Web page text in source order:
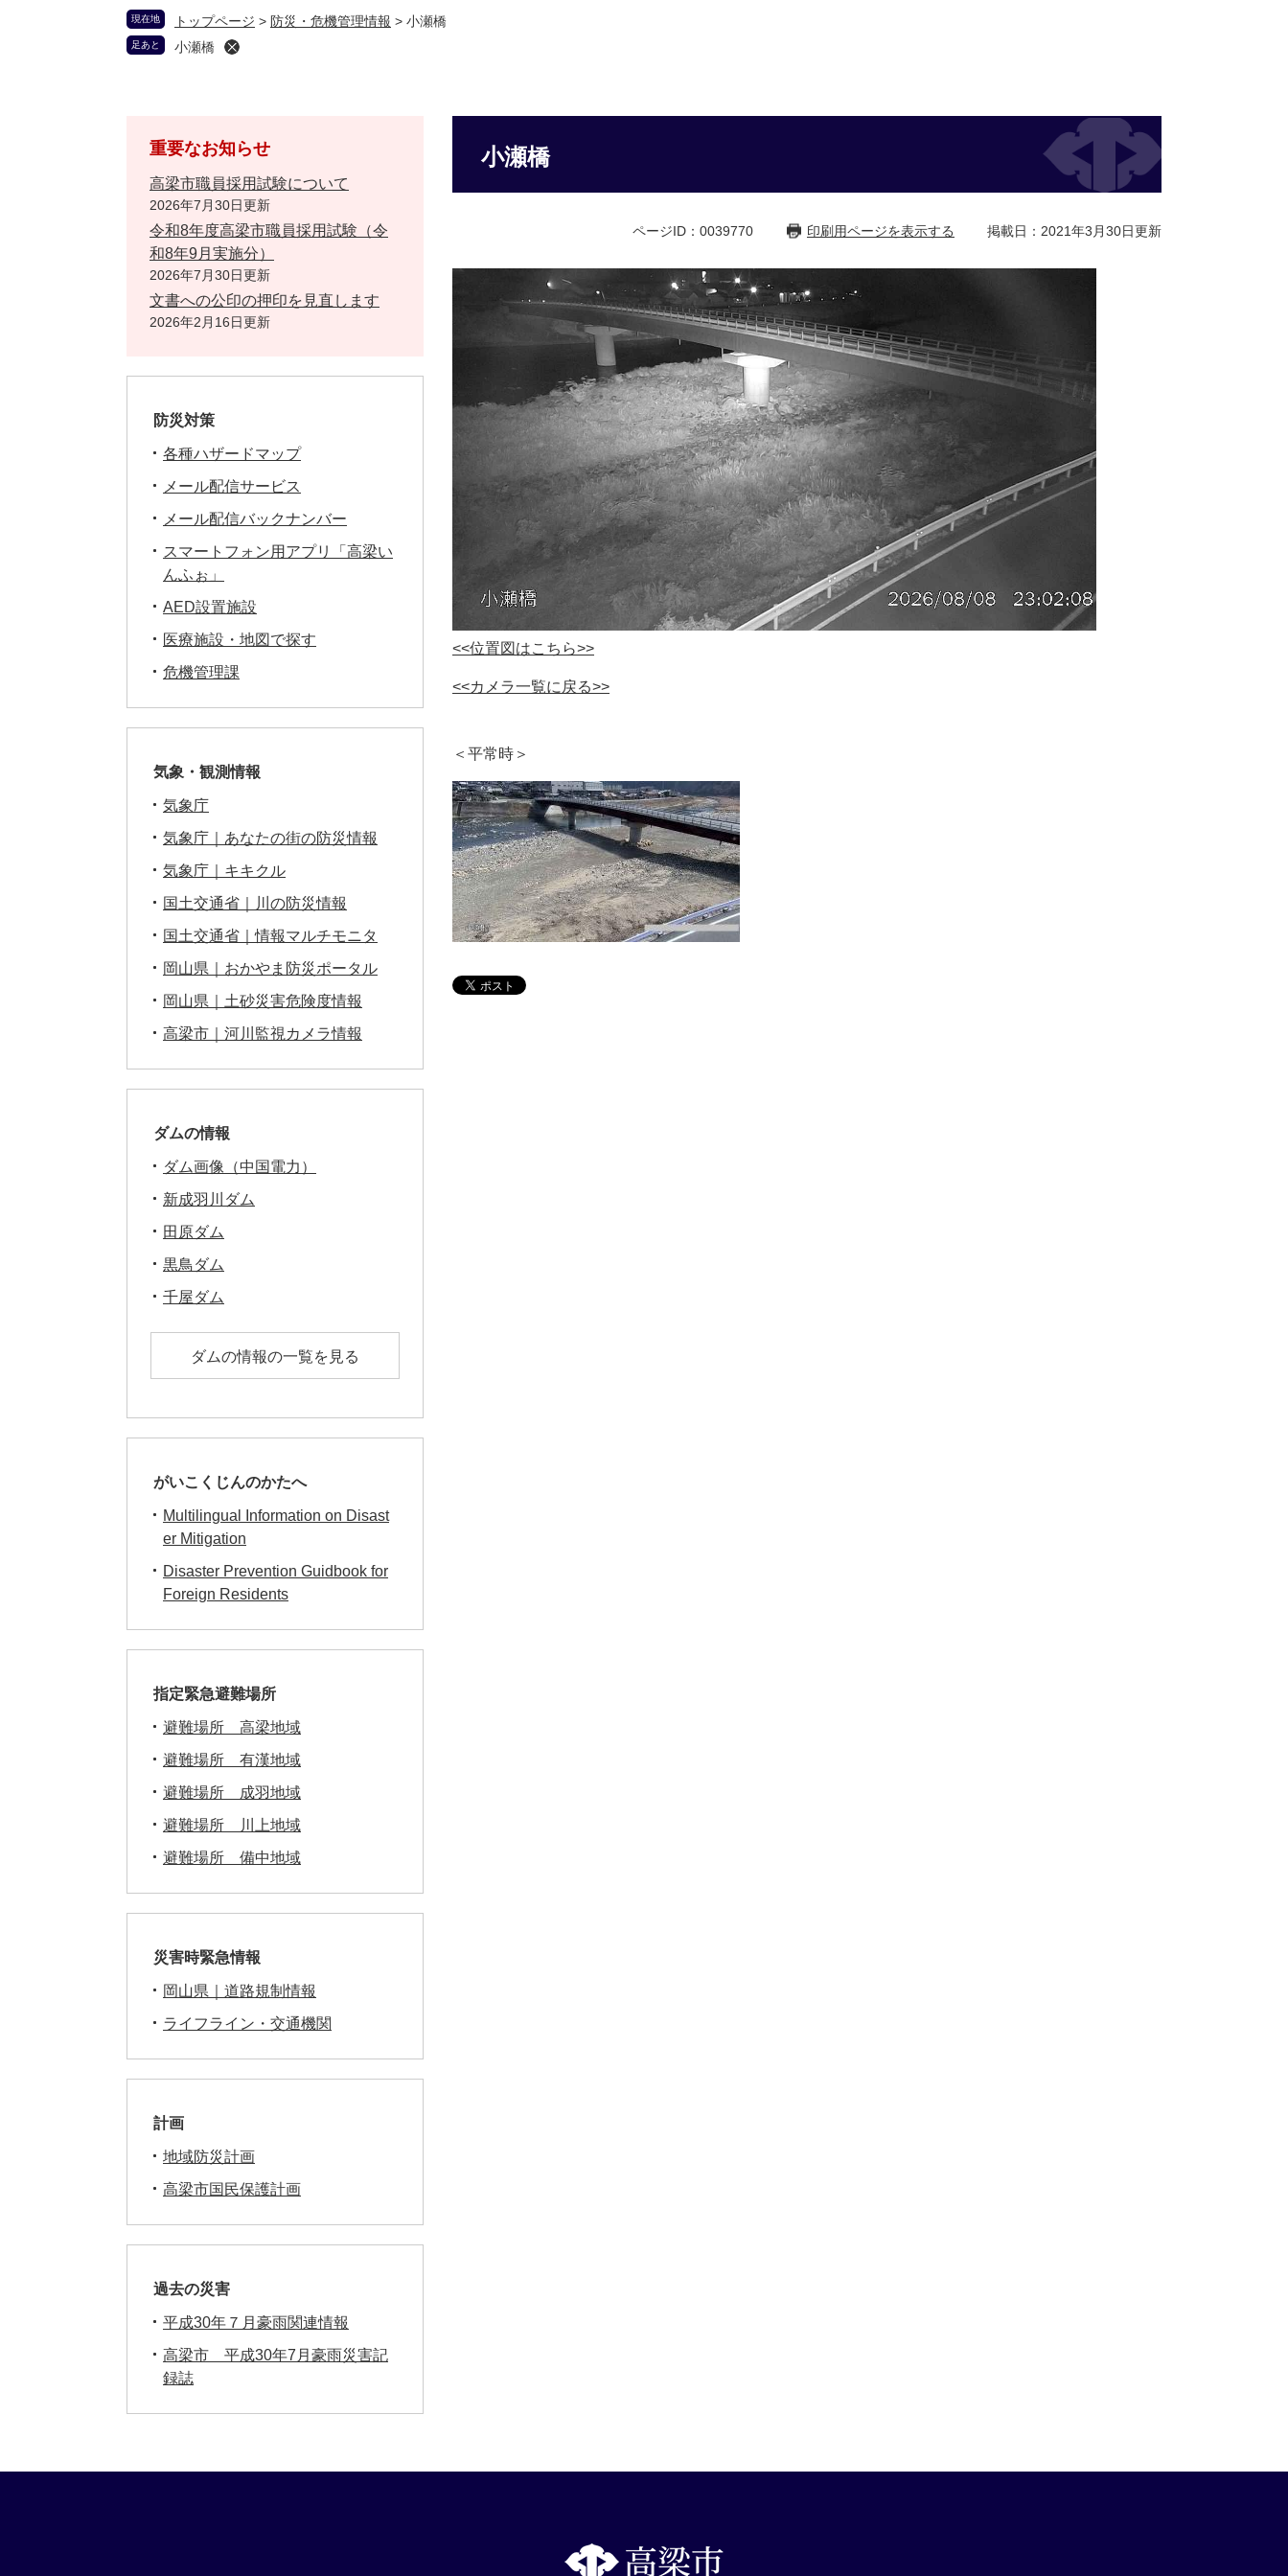
現在地 トップページ > 防災・危機管理情報 > 小瀬橋
足あと 小瀬橋
小瀬橋
ページID：0039770 印刷用ページを表示する 掲載日：2021年3月30日更新
<<位置図はこちら>>
<<カメラ一覧に戻る>>
＜平常時＞
重要なお知らせ
高梁市職員採用試験について
2026年7月30日更新
令和8年度高梁市職員採用試験（令
和8年9月実施分）
2026年7月30日更新
文書への公印の押印を見直します
2026年2月16日更新
防災対策
各種ハザードマップ
メール配信サービス
メール配信バックナンバー
スマートフォン用アプリ「高梁い
んふぉ」
AED設置施設
医療施設・地図で探す
危機管理課
気象・観測情報
気象庁
気象庁｜あなたの街の防災情報
気象庁｜キキクル
国土交通省｜川の防災情報
国土交通省｜情報マルチモニタ
岡山県｜おかやま防災ポータル
岡山県｜土砂災害危険度情報
高梁市｜河川監視カメラ情報
ダムの情報
ダム画像（中国電力）
新成羽川ダム
田原ダム
黒鳥ダム
千屋ダム
ダムの情報の一覧を見る
がいこくじんのかたへ
Multilingual Information on Disast
er Mitigation
Disaster Prevention Guidbook for
Foreign Residents
指定緊急避難場所
避難場所 高梁地域
避難場所 有漢地域
避難場所 成羽地域
避難場所 川上地域
避難場所 備中地域
災害時緊急情報
岡山県｜道路規制情報
ライフライン・交通機関
計画
地域防災計画
高梁市国民保護計画
過去の災害
平成30年７月豪雨関連情報
高梁市 平成30年7月豪雨災害記
録誌